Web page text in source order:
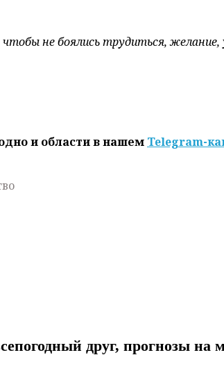
не боялись трудиться,
и области в нашем Telegram-
друг, прогнозы на